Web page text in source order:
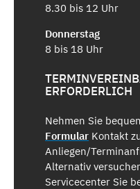
8.30 bis 12 Uhr
Donnerstag
8 bis 18 Uhr
ERFORDERLICH
Nehmen Sie
Formular Kontakt
Anliegen/
Alternativ
Servicecenter Sie